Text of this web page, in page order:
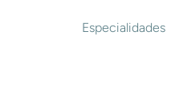
Especialidades